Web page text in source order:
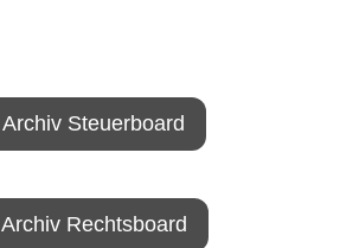
Archiv Steuerboard
Archiv Rechtsboard